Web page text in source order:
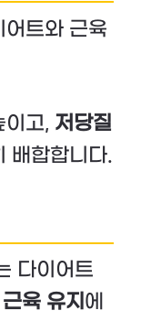
어트와 근육
이고, 저당질
배합합니다.
다이어트
육 유지 에